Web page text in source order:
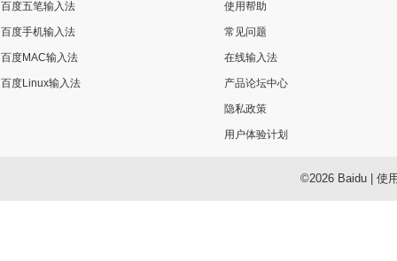
百度五笔输入法
百度手机输入法
百度MAC输入法
百度Linux输入法
使用帮助
常见问题
在线输入法
产品论坛中心
隐私政策
用户体验计划
©2026 Baidu| 使